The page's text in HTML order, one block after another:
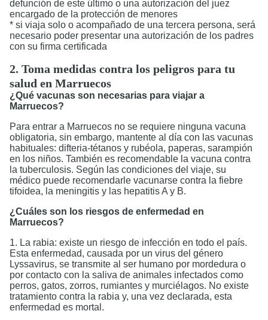
defunción de este último o una autorización del juez
encargado de la protección de menores
* si viaja solo o acompañado de una tercera persona, será
necesario poder presentar una autorización de los padres
con su firma certificada
2. Toma medidas contra los peligros para tu
salud en Marruecos
¿Qué vacunas son necesarias para viajar a
Marruecos?
Para entrar a Marruecos no se requiere ninguna vacuna
obligatoria, sin embargo, mantente al día con las vacunas
habituales: difteria-tétanos y rubéola, paperas, sarampión
en los niños. También es recomendable la vacuna contra
la tuberculosis. Según las condiciones del viaje, su
médico puede recomendarle vacunarse contra la fiebre
tifoidea, la meningitis y las hepatitis A y B.
¿Cuáles son los riesgos de enfermedad en
Marruecos?
1. La rabia: existe un riesgo de infección en todo el país.
Esta enfermedad, causada por un virus del género
Lyssavirus, se transmite al ser humano por mordedura o
por contacto con la saliva de animales infectados como
perros, gatos, zorros, rumiantes y murciélagos. No existe
tratamiento contra la rabia y, una vez declarada, esta
enfermedad es mortal.